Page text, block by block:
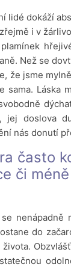
lidé dokáží
i v
Než se
že jsme
sama. Láska
jej doslova
nás donutí
často
či
se
do
života.